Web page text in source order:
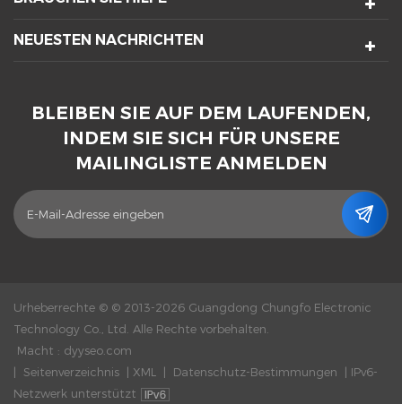
NEUESTEN NACHRICHTEN
BLEIBEN SIE AUF DEM LAUFENDEN,
INDEM SIE SICH FÜR UNSERE
MAILINGLISTE ANMELDEN
Urheberrechte © © 2013-2026 Guangdong Chungfo Electronic
Technology Co., Ltd. Alle Rechte vorbehalten.
Macht : dyyseo.com
| Seitenverzeichnis | XML | Datenschutz-Bestimmungen | IPv6-
Netzwerk unterstützt